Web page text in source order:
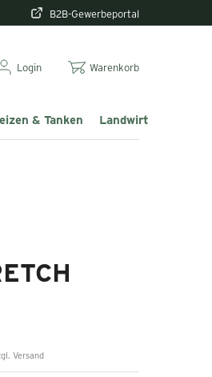
B2B-Gewerbeportal
Login Warenkorb
& Tanken Landwirtschaft &
Versand